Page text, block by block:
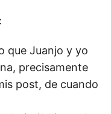
que Juanjo y yo
precisamente
post, de cuando